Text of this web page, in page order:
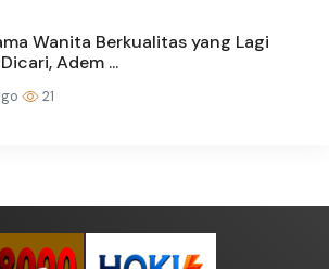
Wanita Berkualitas yang Lagi
Adem ...
21